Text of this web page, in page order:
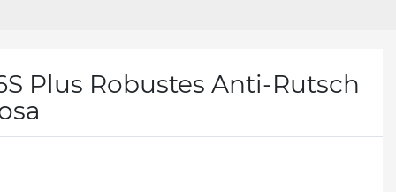
Plus Robustes Anti-Rutsch